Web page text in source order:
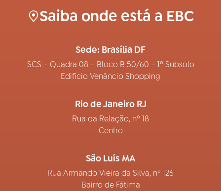
Saiba onde está a EBC
Sede: Brasília DF
SCS – Quadra 08 – Bloco B 50/60 – 1º Subsolo
Edifício Venâncio Shopping
Rio de Janeiro RJ
Rua da Relação, nº 18
Centro
São Luís MA
Rua Armando Vieira da Silva, nº 126
Bairro de Fátima